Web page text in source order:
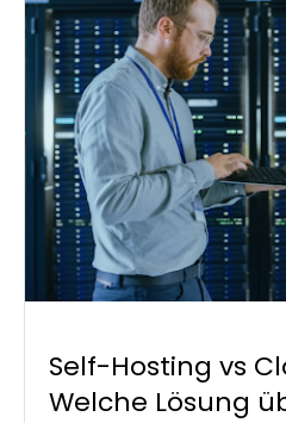
Self-Hosting vs
Welche Lösung